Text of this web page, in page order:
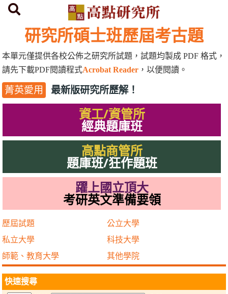
首頁 研究所歷屆考古題
研究所碩士班歷屆考古題
本單元僅提供各校公佈之研究所試題，試題均製成 PDF 格式，
請先下載PDF閱讀程式Acrobat Reader ，以便閱讀。
菁英愛用 最新版研究所歷解！
資工/資管所
經典題庫班
高點商管所
題庫班/狂作題班
躍上國立頂大
考研英文準備要領
歷屆試題
公立大學
私立大學
科技大學
師範、教育大學
其他學院
快速搜尋